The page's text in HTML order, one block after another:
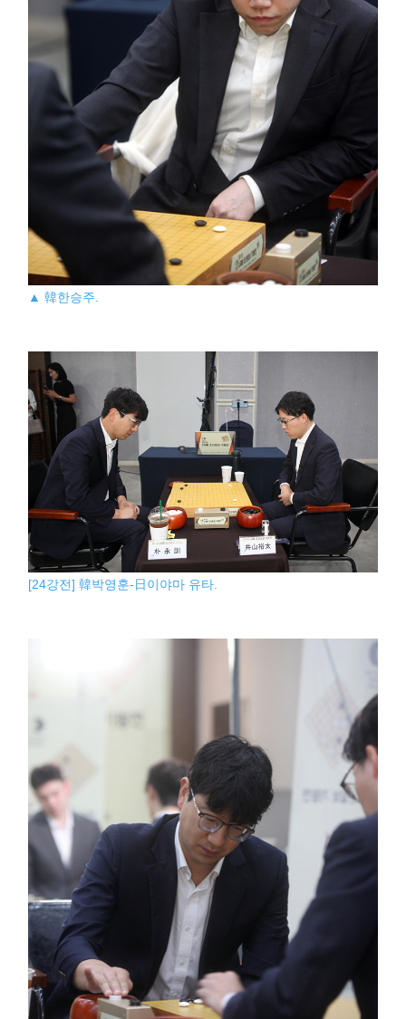
▲ 韓한승주.
[24강전] 韓박영훈-日이야마 유타.